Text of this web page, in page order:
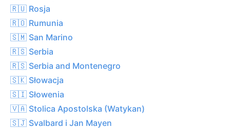
🇷🇺 Rosja
🇷🇴 Rumunia
🇸🇲 San Marino
🇷🇸 Serbia
🇷🇸 Serbia and Montenegro
🇸🇰 Słowacja
🇸🇮 Słowenia
🇻🇦 Stolica Apostolska (Watykan)
🇸🇯 Svalbard i Jan Mayen